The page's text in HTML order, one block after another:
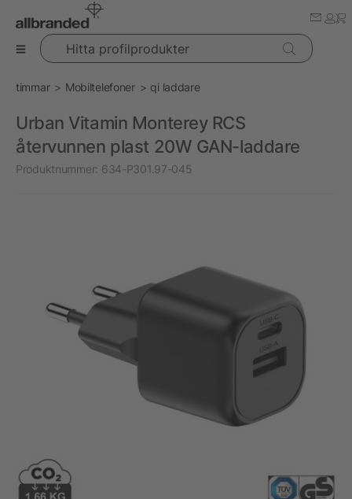
Hitta profilprodukter
timmar Mobiltelefoner qi laddare
Urban Vitamin Monterey RCS
återvunnen plast 20W GAN-laddare
Produktnummer: 634-P301.97-045